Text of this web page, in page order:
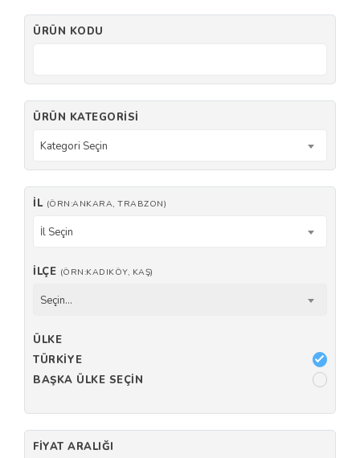
ÜRÜN KODU
ÜRÜN KATEGORISI
Kategori Seçin
İL (ÖRN:ANKARA, TRABZON)
İl Seçin
İLÇE (ÖRN:KADIKÖY, KAŞ)
Seçin...
ÜLKE
TÜRKIYE
BAŞKA ÜLKE SEÇIN
FIYAT ARALIĞI